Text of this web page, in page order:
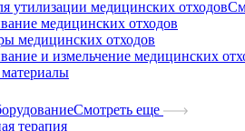
утилизации медицинских отходов
медицинских отходов
медицинских отходов
и измельчение медицинских
Смотреть еще
терапия